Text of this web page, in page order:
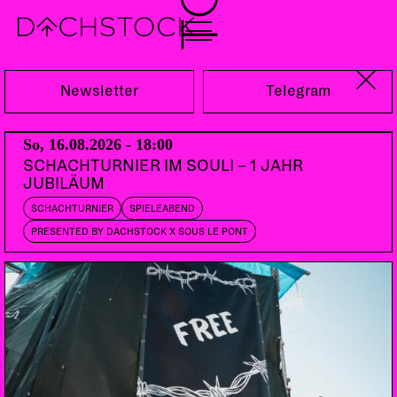
Do, 14.09.2023
Newsletter Telegram
So, 16.08.2026 - 18:00
SCHACHTURNIER IM SOULI – 1 JAHR
JUBILÄUM
SCHACHTURNIER SPIELEABEND
PRESENTED BY DACHSTOCK X SOUS LE PONT